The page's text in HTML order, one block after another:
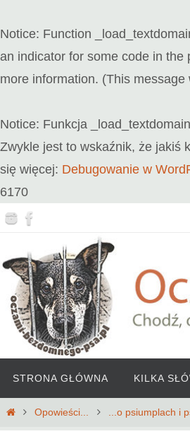
Notice: Function
an indicator for some code in the
more information. (This
Notice: Funkcja
Zwykle jest to wskaźnik, że jakiś
się więcej: Debugowanie w
6170
Przejdź
treści
treści
STRONA GŁÓWNA KILKA
HomeOpowieści... ...o psiumplach i